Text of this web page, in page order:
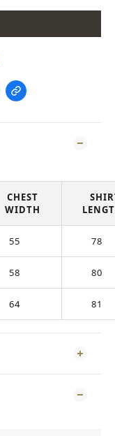
CHEST
WIDTH
55 78
58 80
64 81